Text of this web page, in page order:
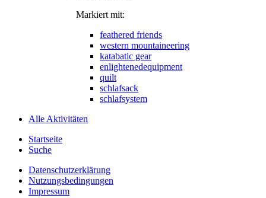
Markiert mit:
feathered friends
western mountaineering
katabatic gear
enlightenedequipment
quilt
schlafsack
schlafsystem
Alle Aktivitäten
Startseite
Suche
Datenschutzerklärung
Nutzungsbedingungen
Impressum